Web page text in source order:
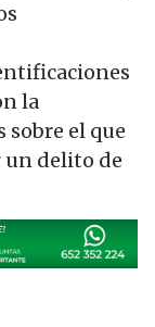
la
sobre el que
un delito de